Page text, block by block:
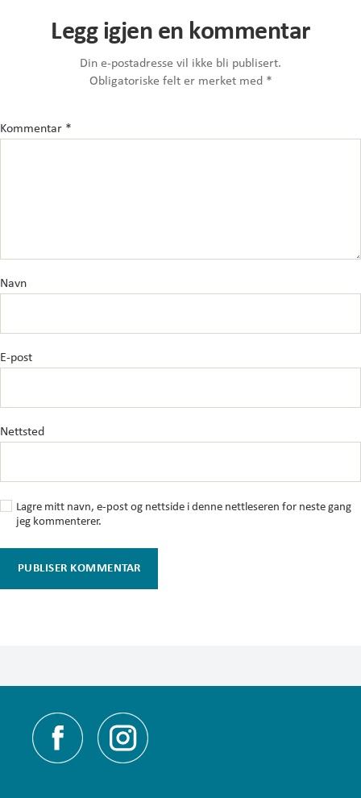
Legg igjen en kommentar
Din e-postadresse vil ikke bli publisert.
Obligatoriske felt er merket med *
Kommentar *
Navn
E-post
Nettsted
Lagre mitt navn, e-post og nettside i denne nettleseren for neste gang
jeg kommenterer.